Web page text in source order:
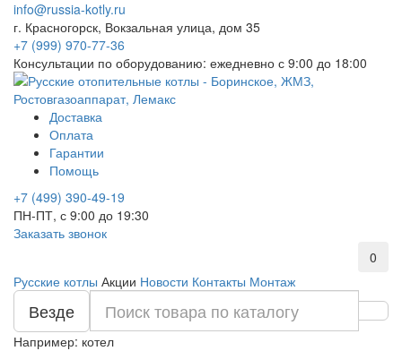
info@russia-kotly.ru
г. Красногорск, Вокзальная улица, дом 35
+7 (999) 970-77-36
Консультации по оборудованию: ежедневно с 9:00 до 18:00
Доставка
Оплата
Гарантии
Помощь
+7 (499) 390-49-19
ПН-ПТ, с 9:00 до 19:30
Заказать звонок
0
Русские котлы Акции Новости Контакты Монтаж
Везде
Например: котел